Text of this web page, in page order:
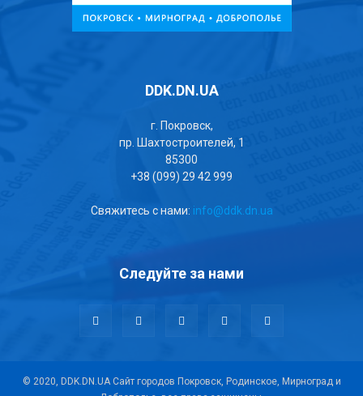
DDK.DN.UA
г. Покровск,
пр. Шахтостроителей, 1
85300
+38 (099) 29 42 999
Свяжитесь с нами: info@ddk.dn.ua
Следуйте за нами
© 2020, DDK.DN.UA Сайт городов Покровск, Родинское, Мирноград и